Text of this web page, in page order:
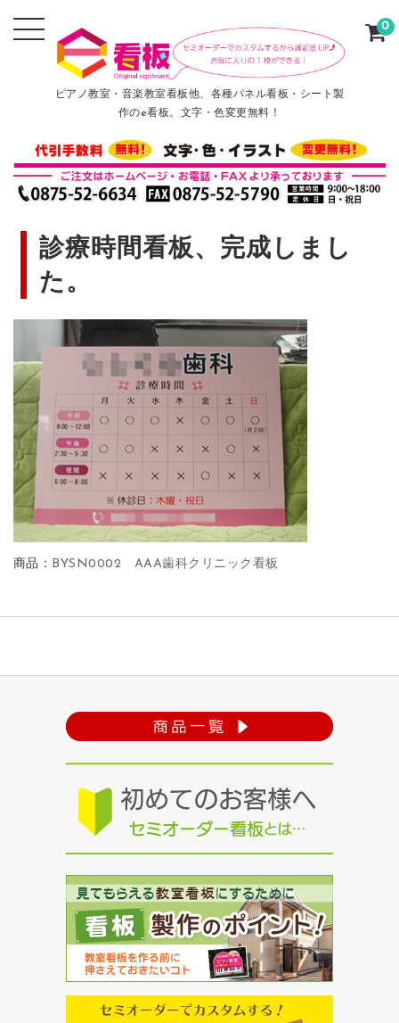
ピアノ教室・音楽教室看板他、各種パネル看板・シート製
作のe看板。文字・色変更無料！
0
診療時間看板、完成しまし
た。
商品： BYSN0002 AAA歯科クリニック看板